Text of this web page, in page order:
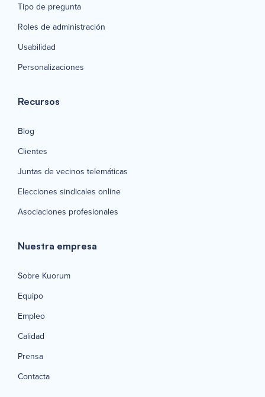
Tipo de pregunta
Roles de administración
Usabilidad
Personalizaciones
Recursos
Blog
Clientes
Juntas de vecinos telemáticas
Elecciones sindicales online
Asociaciones profesionales
Nuestra empresa
Sobre Kuorum
Equipo
Empleo
Calidad
Prensa
Contacta